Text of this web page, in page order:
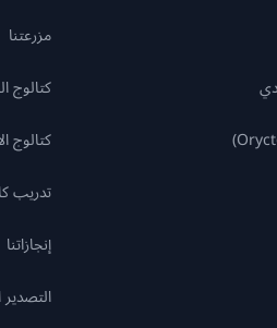
مزرعتنا
كتالوج
كتالوج
تدريب
إنجازاتنا